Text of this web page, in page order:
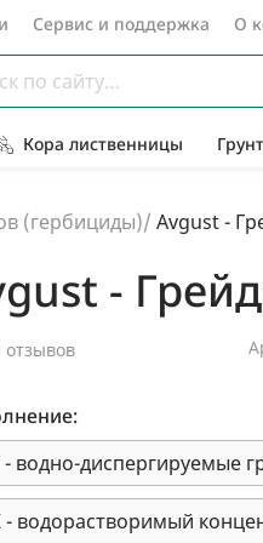
Сервис и поддержка О
Кора лиственницы
(гербициды)/ Avgust -
-
отзывов
- водно-диспергируемые
- водорастворимый